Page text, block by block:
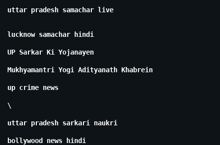
uttar pradesh samachar live
lucknow samachar hindi
UP Sarkar Ki Yojanayen
Mukhyamantri Yogi Adityanath Khabrein
up crime news
\
uttar pradesh sarkari naukri
bollywood news hindi